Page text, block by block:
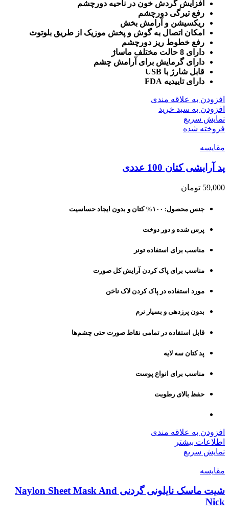
افزایش گردش خون در ناحیه دورچشم
رفع تیرگی دورچشم
ریکسیشن و آرامش بخش
امکان اتصال به گوش و پخش موزیک از طریق بلوتوث
رفع خطوط ریز دورچشم
دارای 8 حالت مختلف ماساژ
دارای گرمایش برای آرامش چشم
قابل شارژ با USB
دارای تاییدیه FDA
افزودن به علاقه مندی
افزودن به سبد خرید
نمایش سریع
فروخته شده
مقايسه
پد آرایشی کتان 100 عددی
59,000 تومان
جنس محصول: ۱۰۰% کتان و بدون ایجاد حساسیت
پرس شده و دور دوخت
مناسب برای استفاده تونر
مناسب برای پاک کردن آرایش کل صورت
مورد استفاده در پاک کردن لاک ناخن
بدون پرزدهی و بسیار نرم
قابل استفاده در تمامی نقاط صورت حتی چشم‌ها
پد کتان سه لایه
مناسب برای انواع پوست
حفظ بالای رطوبت
افزودن به علاقه مندی
اطلاعات بیشتر
نمایش سریع
مقايسه
شیت ماسک نایلونی گردنی Naylon Sheet Mask And
Nick